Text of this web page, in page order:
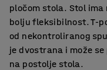
pločom stola. Stol
bolju fleksibilnost. T-
od nekontroliranog
je dvostrana i može
na postolje stola.